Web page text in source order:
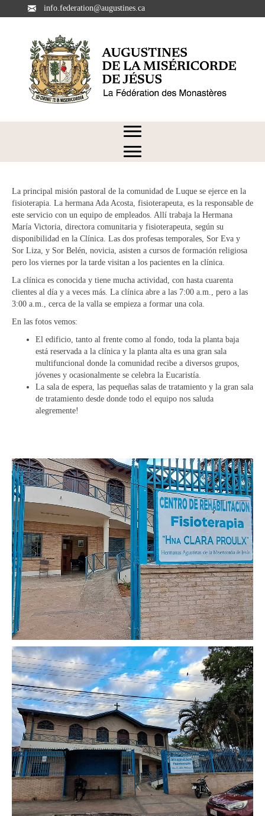
info.federation@augustines.ca
La principal misión pastoral de la comunidad de Luque se ejerce en la
fisioterapia. La hermana Ada Acosta, fisioterapeuta, es la responsable de
este servicio con un equipo de empleados. Allí trabaja la Hermana
María Victoria, directora comunitaria y fisioterapeuta, según su
disponibilidad en la Clínica. Las dos profesas temporales, Sor Eva y
Sor Liza, y Sor Belén, novicia, asisten a cursos de formación religiosa
pero los viernes por la tarde visitan a los pacientes en la clínica.
La clínica es conocida y tiene mucha actividad, con hasta cuarenta
clientes al día y a veces más. La clínica abre a las 7:00 a.m., pero a las
3:00 a.m., cerca de la valla se empieza a formar una cola.
En las fotos vemos:
El edificio, tanto al frente como al fondo, toda la planta baja
está reservada a la clínica y la planta alta es una gran sala
multifuncional donde la comunidad recibe a diversos grupos,
jóvenes y ocasionalmente se celebra la Eucaristía.
La sala de espera, las pequeñas salas de tratamiento y la gran sala
de tratamiento desde donde todo el equipo nos saluda
alegremente!